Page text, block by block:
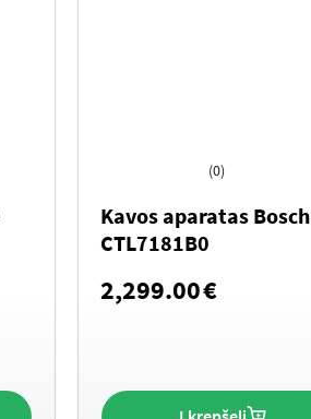
(0)
Kavos aparatas Bosch
CTL7181B0
2,299.00€